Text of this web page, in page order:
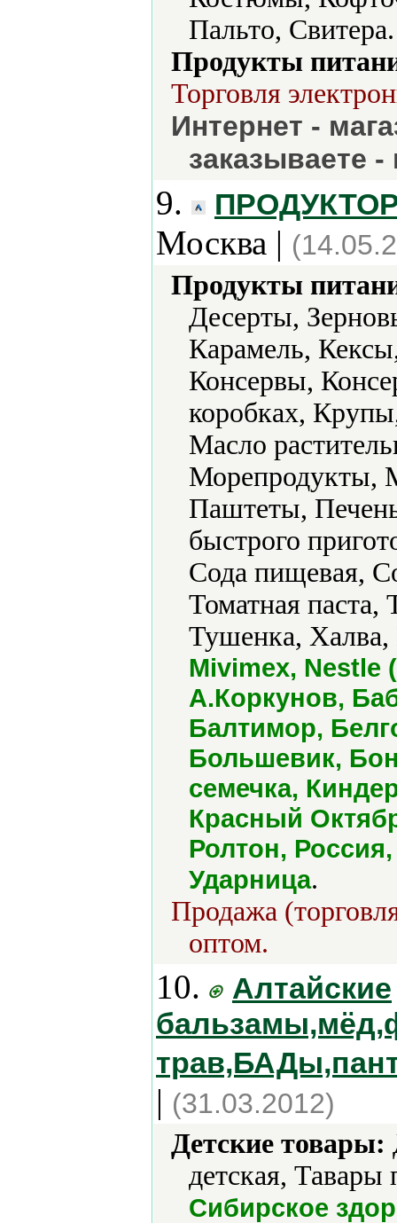
Пальто,
Продукты
Торговля
Интернет -
заказываете
9.
Москва |
Продукты
Десерты,
Карамель,
Консервы,
коробках,
Масло
Морепродукты,
Паштеты,
быстрого
Сода пищевая,
Томатная
Тушенка,
Mivimex, Nestle
А.Коркунов,
Балтимор,
Большевик,
семечка,
Красный
Ролтон,
Ударница.
Продажа
оптом.
10.
Алтайские
| (31.03.2012)
Детские товары:
детская,
Сибирское